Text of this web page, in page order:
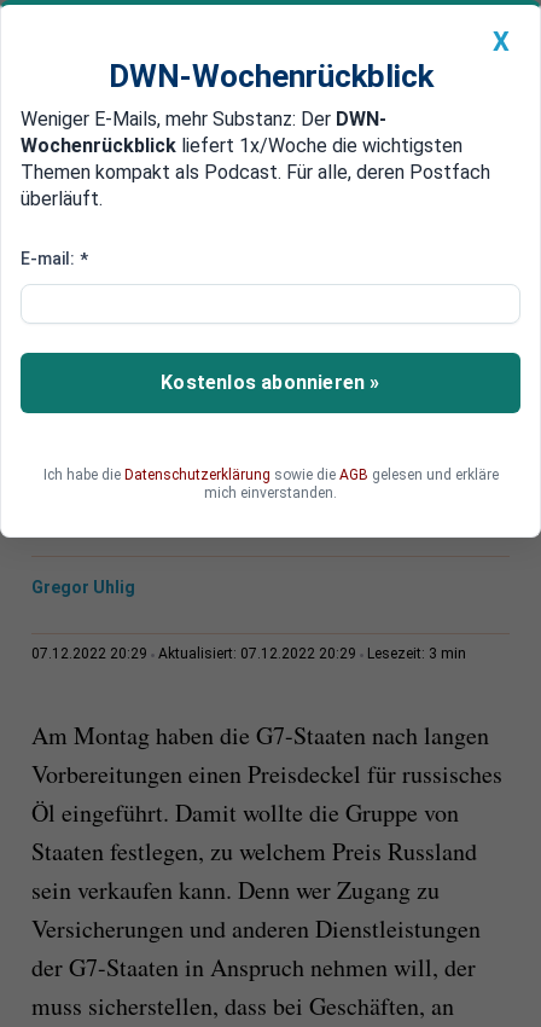
Newsticker MEIN DWN: Geldanlage Premium
Edelmetalle DWN-Magazin China
3 Tage Öl-Preisdeckel gegen
bewirkt?
Der gefürchtete Ölpreis-Anstieg ist bisher
ausgeblieben. Doch der Preisdeckel auf
Antwort aus Moskau steht noch aus.
Gregor Uhlig
07.12.2022 20:29 Aktualisiert: 07.12.2022 20:29 Lesezeit: 3 min
Am Montag haben die G7-Staaten nach langen
Vorbereitungen einen Preisdeckel für russisches
Öl eingeführt. Damit wollte die Gruppe von
Staaten festlegen, zu welchem Preis Russland
sein verkaufen kann. Denn wer Zugang zu
Versicherungen und anderen Dienstleistungen
der G7-Staaten in Anspruch nehmen will, der
muss sicherstellen, dass bei Geschäften, an
X
DWN-Wochenrückblick
Weniger E-Mails, mehr Substanz: Der DWN-
Wochenrückblick liefert 1x/Woche die wichtigsten
Themen kompakt als Podcast. Für alle, deren Postfach
überläuft.
E-mail: *
Kostenlos abonnieren »
Ich habe die Datenschutzerklärung sowie die AGB gelesen und erkläre
mich einverstanden.